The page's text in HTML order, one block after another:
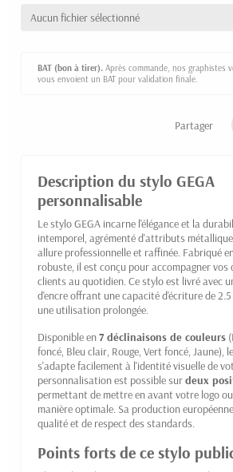
Aucun fichier sélectionné
BAT (bon à tirer). Après commande, nos graphistes
vous envoient un BAT pour validation finale.
Partager
Description du stylo GEGA
personnalisable
Le stylo GEGA incarne l'élégance et la
intemporel, agrémenté d'attributs
allure professionnelle et raffinée. Fabriqué
robuste, il est conçu pour accompagner
clients au quotidien. Ce stylo est livré avec
d'encre offrant une capacité d'écriture de
une utilisation prolongée.
Disponible en7 déclinaisons de couleurs
foncé, Bleu clair, Rouge, Vert foncé, Jaune),
s'adapte facilement à l'identité visuelle de
personnalisation est possible surdeux
permettant de mettre en avant votre logo ou
manière optimale. Sa production
qualité et de respect des standards.
Points forts de ce stylo